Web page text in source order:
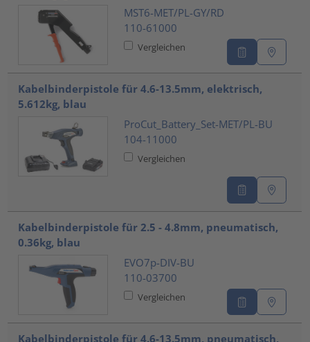
MST6-MET/PL-GY/RD
110-61000
Vergleichen
Kabelbinderpistole für 4.6-13.5mm, elektrisch,
5.612kg, blau
ProCut_Battery_Set-MET/PL-BU
104-11000
Vergleichen
Kabelbinderpistole für 2.5 - 4.8mm, pneumatisch,
0.36kg, blau
EVO7p-DIV-BU
110-03700
Vergleichen
Kabelbinderpistole für 4.6-13.5mm, pneumatisch,